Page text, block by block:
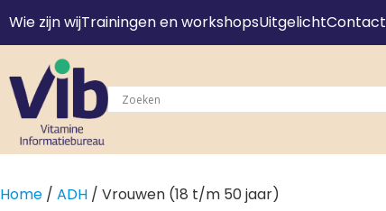
Wie zijn wijTrainingen en workshopsUitgelichtContact
Home / ADH / Vrouwen (18 t/m 50 jaar)